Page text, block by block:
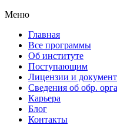
Меню
Главная
Все программы
Об институте
Поступающим
Лицензии и
Сведения об обр.
Карьера
Блог
Контакты